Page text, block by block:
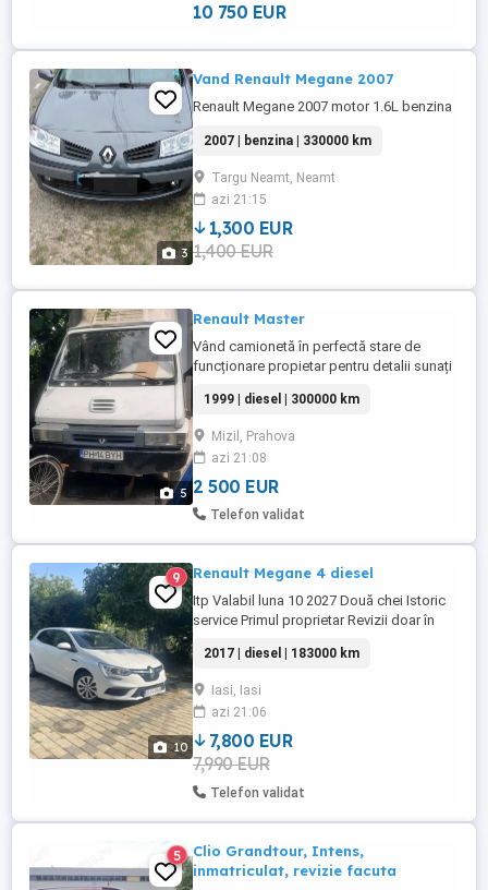
1.2 BENZINĂ - 130 CP * INTERIOR CURAT
...
10 750 EUR
3
Vand Renault Megane 2007
Renault Megane 2007 motor 1.6L benzina
2007 | benzina | 330000 km
Targu Neamt, Neamt
azi 21:15
1,300 EUR
1,400 EUR
5
Renault Master
Vând camionetă în perfectă stare de
funcționare propietar pentru detalii sunați
1999 | diesel | 300000 km
Mizil, Prahova
azi 21:08
2 500 EUR
Telefon validat
10
9 Renault Megane 4 diesel
Itp Valabil luna 10 2027 Două chei Istoric
service Primul proprietar Revizii doar în
adblue Serie șasiu VF1RFB00959052018
2017 | diesel | 183000 km
Iasi, Iasi
azi 21:06
7,800 EUR
7,990 EUR
Telefon validat
5
Clio Grandtour, Intens,
inmatriculat, revizie facuta